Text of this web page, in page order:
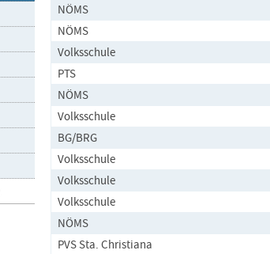
NÖMS
NÖMS
Volksschule
PTS
NÖMS
Volksschule
BG/BRG
Volksschule
Volksschule
Volksschule
NÖMS
PVS Sta. Christiana